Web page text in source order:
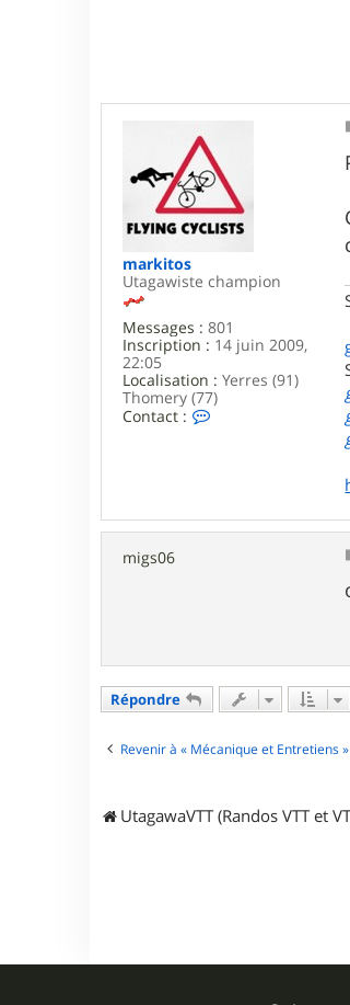
markitos
Utagawiste champion
Messages : 801
Inscription : 14 juin 2009,
22:05
Localisation : Yerres (91)
Thomery (77)
Contact :
t
e
migs06
Répondre
Revenir à « Mécanique et Entretiens »
UtagawaVTT (Randos VTT et